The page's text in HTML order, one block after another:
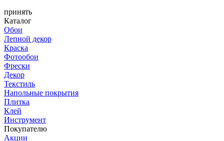
принять
Каталог
Обои
Лепной декор
Краска
Фотообои
Фрески
Декор
Текстиль
Напольные покрытия
Плитка
Клей
Инструмент
Покупателю
Акции